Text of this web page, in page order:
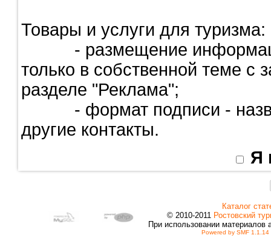
Товары и услуги для туризма:
- размещение информации
только в собственной теме с
разделе "Реклама";
- формат подписи -
другие контакты.
Я
Каталог
© 2010-2011 Ростовский
При использовании материалов
Powered by SMF 1.1.14